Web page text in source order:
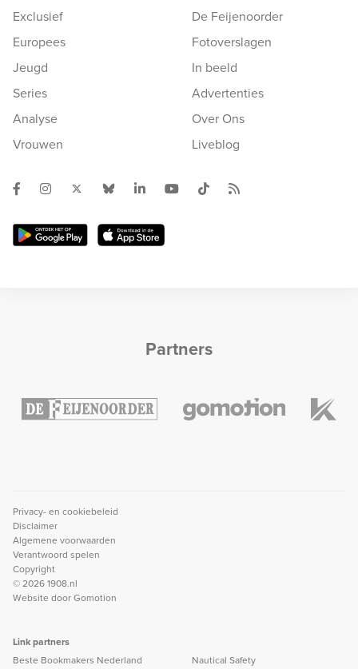
Exclusief
Europees
Jeugd
Series
Analyse
Vrouwen
De Feijenoorder
Fotoverslagen
In beeld
Advertenties
Over Ons
Liveblog
Partners
Privacy- en cookiebeleid
Disclaimer
Algemene voorwaarden
Verantwoord spelen
Copyright
© 2026 1908.nl
Website doorGomotion
Link partners
Beste Bookmakers Nederland
Nautical Safety